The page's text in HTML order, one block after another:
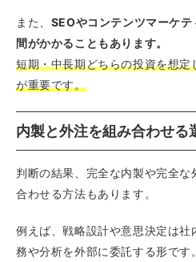
また、 SEOやコンテンツマーケ
間がかかることもあります。
短期・中長期どちらの投資を想
が重要です。
内製と外注を組み合わせる
判断の結果、完全な内製や完全
合わせる方法もあります。
例えば、戦略設計や意思決定は
務や分析を外部に委託する形です。